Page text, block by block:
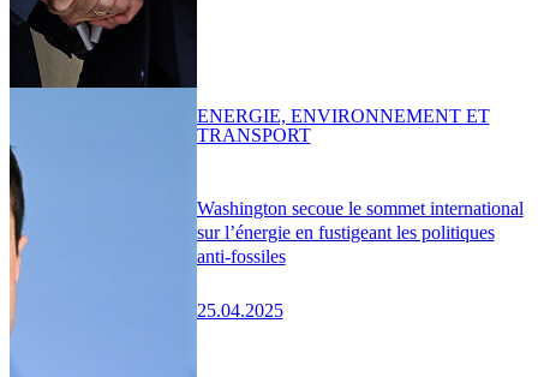
Washington secoue le sommet international
sur l’énergie en fustigeant les politiques
anti-fossiles
25.04.2025
ENERGIE, ENVIRONNEMENT ET
TRANSPORT